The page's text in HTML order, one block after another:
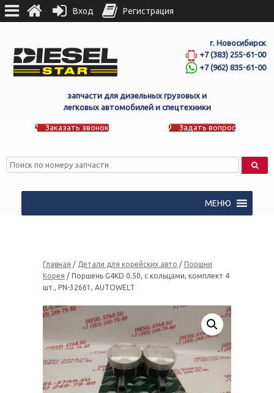
г. Новосибирск
+7 (383) 255-61-00
+7 (962) 835-61-00
запчасти для дизельных грузовых и
легковых автомобилей и спецтехники
Заказать звонок Задать вопрос
МЕНЮ
Главная / Детали для корейских авто / Поршни
Корея / Поршень G4KD 0.50, с кольцами, комплект 4
шт., PN-32661, AUTOWELT
Вход Регистрация